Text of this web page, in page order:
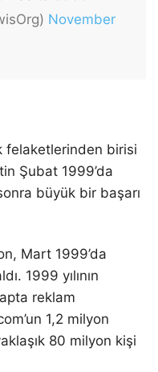
November
felaketlerinden birisi
Şubat 1999’da
büyük bir başarı
Mart 1999’da
1999 yılının
reklam
1,2 milyon
80 milyon kişi